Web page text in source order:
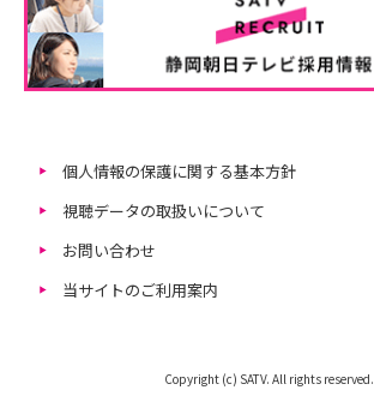
個人情報の保護に関する基本方針
視聴データの取扱いについて
お問い合わせ
当サイトのご利用案内
Copyright (c) SATV. All rights reserved.